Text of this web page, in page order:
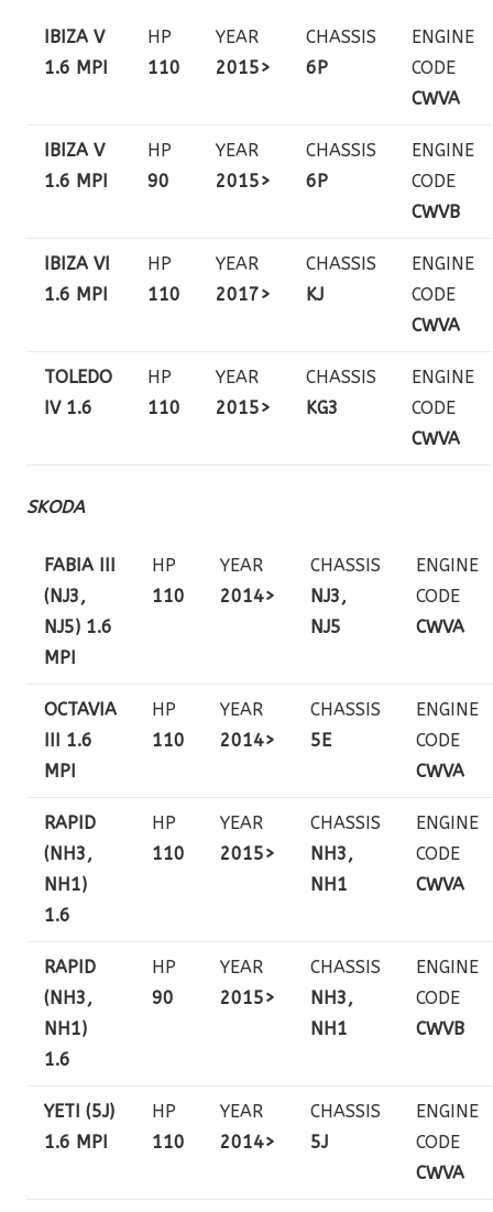
IBIZA V
1.6 MPI
HP
110
YEAR
2015>
CHASSIS
6P
ENGINE
CODE
CWVA
IBIZA V
1.6 MPI
HP
90
YEAR
2015>
CHASSIS
6P
ENGINE
CODE
CWVB
IBIZA VI
1.6 MPI
HP
110
YEAR
2017>
CHASSIS
KJ
ENGINE
CODE
CWVA
TOLEDO
IV 1.6
HP
110
YEAR
2015>
CHASSIS
KG3
ENGINE
CODE
CWVA
SKODA
FABIA III
(NJ3,
NJ5) 1.6
MPI
HP
110
YEAR
2014>
CHASSIS
NJ3,
NJ5
ENGINE
CODE
CWVA
OCTAVIA
III 1.6
MPI
HP
110
YEAR
2014>
CHASSIS
5E
ENGINE
CODE
CWVA
RAPID
(NH3,
NH1)
1.6
HP
110
YEAR
2015>
CHASSIS
NH3,
NH1
ENGINE
CODE
CWVA
RAPID
(NH3,
NH1)
1.6
HP
90
YEAR
2015>
CHASSIS
NH3,
NH1
ENGINE
CODE
CWVB
YETI (5J)
1.6 MPI
HP
110
YEAR
2014>
CHASSIS
5J
ENGINE
CODE
CWVA